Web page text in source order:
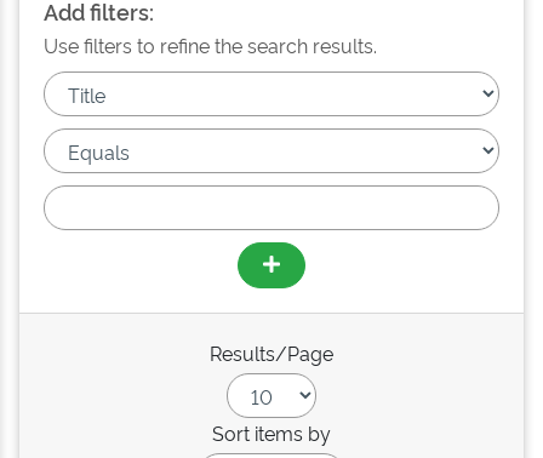
Add filters:
Use filters to refine the search results.
Results/Page
Sort items by